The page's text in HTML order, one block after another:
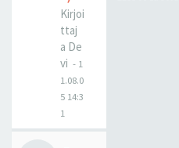
Kirjoi
ttaj
a De
vi - 1
1.08.0
5 14:3
1